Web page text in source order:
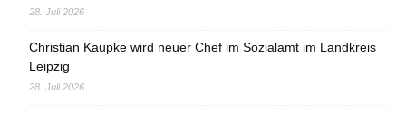
28. Juli 2026
Christian Kaupke wird neuer Chef im Sozialamt im Landkreis
Leipzig
28. Juli 2026